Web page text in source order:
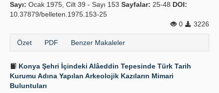
Sayı: Ocak 1975, Cilt 39 - Sayı 153 Sayfalar: 25-48 DOI:
10.37879/belleten.1975.153-25
0
3226
Özet PDF Benzer Makaleler
Konya Şehri İçindeki Alâeddin Tepesinde Türk Tarih
Kurumu Adına Yapılan Arkeolojik Kazıların Mimari
Buluntuları